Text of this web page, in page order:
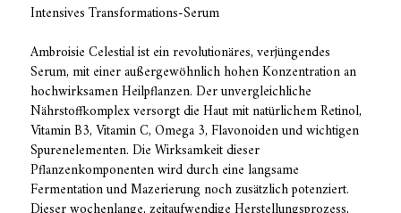
Intensives Transformations-Serum
Ambroisie Celestial ist ein revolutionäres, verjüngendes
Serum, mit einer außergewöhnlich hohen Konzentration an
hochwirksamen Heilpflanzen. Der unvergleichliche
Nährstoffkomplex versorgt die Haut mit natürlichem Retinol,
Vitamin B3, Vitamin C, Omega 3, Flavonoiden und wichtigen
Spurenelementen. Die Wirksamkeit dieser
Pflanzenkomponenten wird durch eine langsame
Fermentation und Mazerierung noch zusätzlich potenziert.